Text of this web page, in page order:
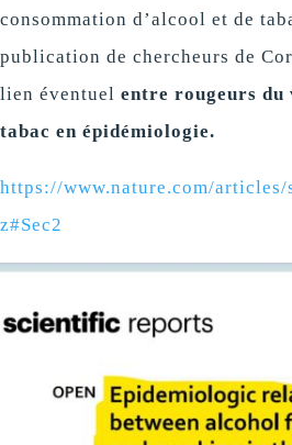
consommation d’alcool et de
publication de chercheurs de
lien éventuel entre rougeurs du
tabac en épidémiologie.
https://www.nature.com/
z#Sec2